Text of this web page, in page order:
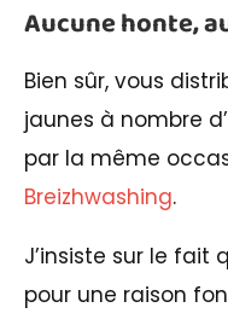
Aucune honte,
Bien sûr, vous
jaunes à nombre
par la même
Breizhwashing.
J’insiste sur le fait
pour une raison